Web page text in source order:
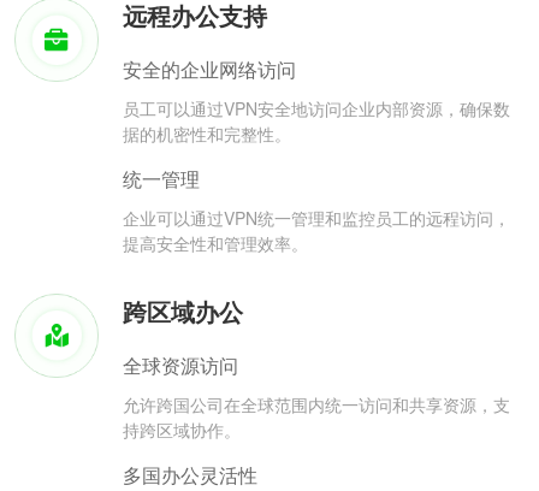
远程办公支持
安全的企业网络访问
员工可以通过VPN安全地访问企业内部资源，确保数
据的机密性和完整性。
统一管理
企业可以通过VPN统一管理和监控员工的远程访问，
提高安全性和管理效率。
跨区域办公
全球资源访问
允许跨国公司在全球范围内统一访问和共享资源，支
持跨区域协作。
多国办公灵活性